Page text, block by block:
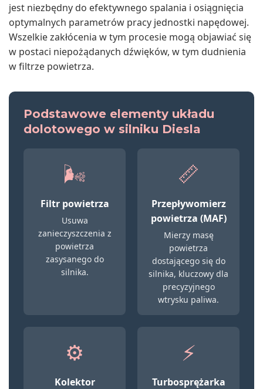
jest niezbędny do efektywnego spalania i osiągnięcia
optymalnych parametrów pracy jednostki napędowej.
Wszelkie zakłócenia w tym procesie mogą objawiać się
w postaci niepożądanych dźwięków, w tym dudnienia
w filtrze powietrza.
Podstawowe elementy układu
dolotowego w silniku Diesla
🌬️
Filtr powietrza
Usuwa
zanieczyszczenia z
powietrza
zasysanego do
silnika.
📏
Przepływomierz
powietrza (MAF)
Mierzy masę
powietrza
dostającego się do
silnika, kluczowy dla
precyzyjnego
wtrysku paliwa.
⚙️
Kolektor
⚡
Turbosprężarka